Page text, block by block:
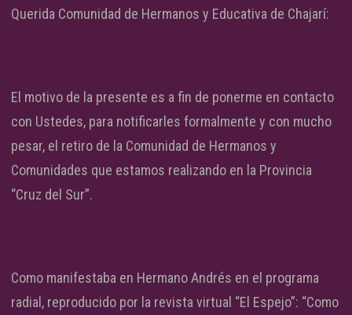
Querida Comunidad de Hermanos y Educativa de Chajarí:
El motivo de la presente es a fin de ponerme en contacto
con Ustedes, para notificarles formalmente y con mucho
pesar, el retiro de la Comunidad de Hermanos y
Comunidades que estamos realizando en la Provincia
“Cruz del Sur”.
Como manifestaba en Hermano Andrés en el programa
radial, reproducido por la revista virtual “El Espejo”: “Como